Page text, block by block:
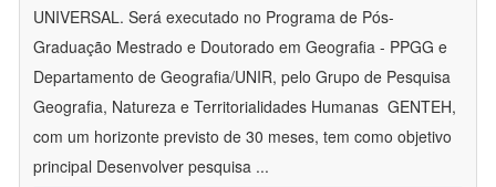
UNIVERSAL. Será executado no Programa de Pós-
Graduação Mestrado e Doutorado em Geografia - PPGG e
Departamento de Geografia/UNIR, pelo Grupo de Pesquisa
Geografia, Natureza e Territorialidades Humanas  GENTEH,
com um horizonte previsto de 30 meses, tem como objetivo
principal Desenvolver pesquisa ...